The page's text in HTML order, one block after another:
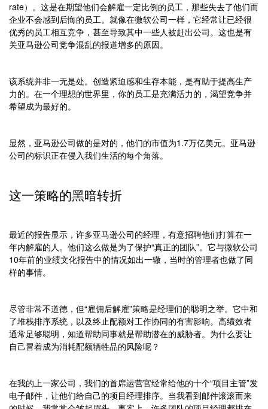
rate）。这是在期望他们会解雇一定比例的员工，那些失去了他们而
企业不会感到后悔的员工。就像在微软公司一样，它经常让已经很
优秀的员工相互竞争，甚至导致其中一些人被赶出公司。这也是有
关亚马逊公司竞争混乱的报道增多的原因。
该系统并非一无是处。创造紧迫感和生存本能，是有助于提高生产
力的。在一个理想的世界里，你的员工是充满活力的，渴望竞争并
希望成为最好的。
显然，亚马逊公司做的是对的，他们的市值为1.7万亿美元。亚马逊
公司的标识正在侵入我们生活的每个角落。
这一策略的黑暗转折
最近的报告显示，许多亚马逊公司的经理，有意招聘他们打算在一
年内解雇的人。他们这么做是为了保护“真正的团队”。它与微软公司
10年前的业绩文化报告中的情况如出一辙，当时的管理者也做了同
样的事情。
尽管非常不道德，但“雇佣后解雇”策略是经理们的聪明之举。它中和
了堆栈排序系统，以及终止配额对工作协同的有害影响。高绩效者
通常足够聪明，知道帮助同事就是帮助潜在的威胁者。为什么要让
自己冒着成为消耗配额牺牲品的风险呢？
在我的上一家公司，我们的首席运营官经常给他的十个“项目主管”发
电子邮件，让他们给自己的项目经理排序。当我看到邮件滚滚而来